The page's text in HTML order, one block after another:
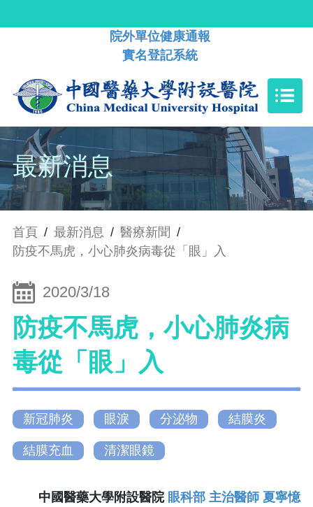
院外單位健康通報
實名登記系統
最新消息
首頁 / 最新消息 / 醫療新聞 /
防疫不馬虎，小心肺炎病毒從「眼」入
2020/3/18
防疫不馬虎，小心肺炎病
毒從「眼」入
新冠肺炎 眼淚 分泌物 結膜炎
結膜充血 清潔眼鏡
中國醫藥大學附設醫院 眼科部 主治醫師 夏寧憶